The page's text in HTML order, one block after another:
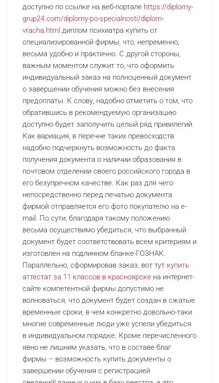
доступно по ссылке на веб-портале https://diplomy-
grup24.com/diplomy-po-specialnosti/diplom-
vracha.html диплом психиатра купить от
специализированной фирмы, что, непременно,
весьма удобно и практично. С другой стороны,
важным моментом служит то, что оформить
индивидуальный заказ на полноценный документ
о завершении обучения можно без внесения
предоплаты. К слову, надобно отметить о том, что
обратившись в рекомендуемую организацию
доступно будет заполучить целый ряд привилегий.
Как вариация, в перечне таких превосходств
надобно подчеркнуть возможность до факта
получения документа о наличии образования в
почтовом отделении своего российского города в
его безупречном качестве. Как раз для чего
непосредственно перед печатью документа
фирмой отправляется его фото покупателю на e-
mail. По сути, благодаря такому положению
весьма осуществимо убедиться, что выбранный
документ будет соответствовать всем критериям и
изготовлен на подлинном бланке-ГОЗНАК.
Параллельно, сформировав заказ, вот тут купить
аттестат за 11 классов в красноярске на интернет-
сайте компетентной фирмы допустимо не
волноваться, что документ будет создан в сжатые
временные сроки, в чем конкретно довольно-таки
многие современные люди уже успели убедиться
в индивидуальном порядке. Кроме перечисленного
явно не лишним указать, что в составе благ
фирмы – возможность купить документы о
завершении обучения с регистрацией